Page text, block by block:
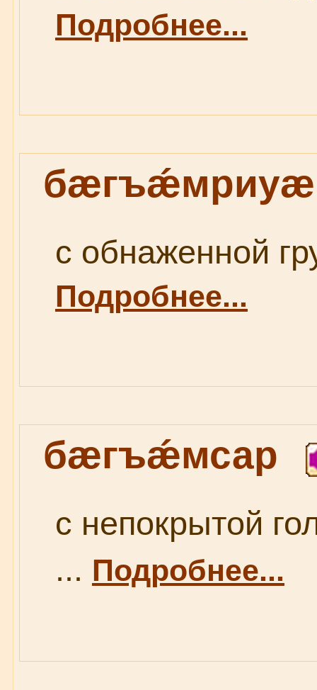
Подробнее...
с обнаженной
Подробнее...
бæгъǽмсар
с непокрытой
... Подробнее...